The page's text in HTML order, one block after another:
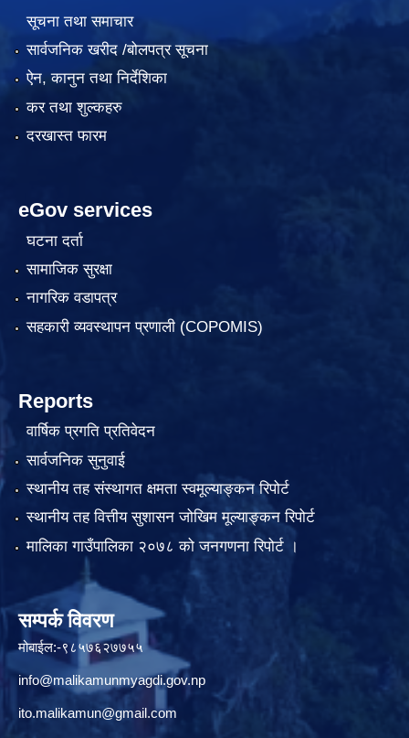
सूचना तथा समाचार
सार्वजनिक खरीद /बोलपत्र सूचना
ऐन, कानुन तथा निर्देशिका
कर तथा शुल्कहरु
दरखास्त फारम
eGov services
घटना दर्ता
सामाजिक सुरक्षा
नागरिक वडापत्र
सहकारी व्यवस्थापन प्रणाली (COPOMIS)
Reports
वार्षिक प्रगति प्रतिवेदन
सार्वजनिक सुनुवाई
स्थानीय तह संस्थागत क्षमता स्वमूल्याङ्कन रिपोर्ट
स्थानीय तह वित्तीय सुशासन जोखिम मूल्याङ्कन रिपोर्ट
मालिका गाउँपालिका २०७८ को जनगणना रिपोर्ट ।
सम्पर्क विवरण
मोबाईल:-९८५७६२७७५५
info@malikamunmyagdi.gov.np
ito.malikamun@gmail.com